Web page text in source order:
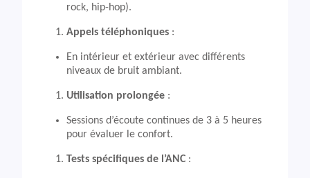
rock, hip-hop).
Appels téléphoniques :
En intérieur et extérieur avec différents
niveaux de bruit ambiant.
Utilisation prolongée :
Sessions d’écoute continues de 3 à 5 heures
pour évaluer le confort.
Tests spécifiques de l’ANC :